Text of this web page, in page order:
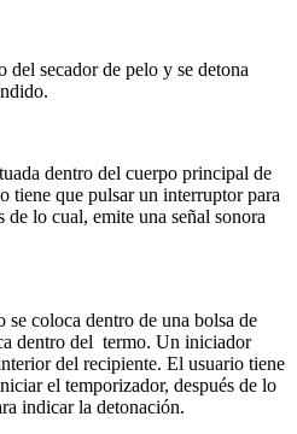
secador de pelo y se detona
dentro del cuerpo principal de
tiene que pulsar un interruptor para
lo cual, emite una señal sonora
coloca dentro de una bolsa de
dentro del termo. Un iniciador
del recipiente. El usuario tiene
el temporizador, después de lo
indicar la detonación.